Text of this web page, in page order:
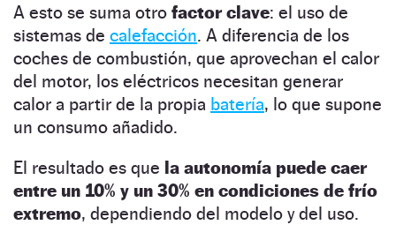
A esto se suma otro factor clave: el uso de
sistemas de calefacción. A diferencia de los
coches de combustión, que aprovechan el calor
del motor, los eléctricos necesitan generar
calor a partir de la propia batería, lo que supone
un consumo añadido.
El resultado es que la autonomía puede caer
entre un 10% y un 30% en condiciones de frío
extremo, dependiendo del modelo y del uso.